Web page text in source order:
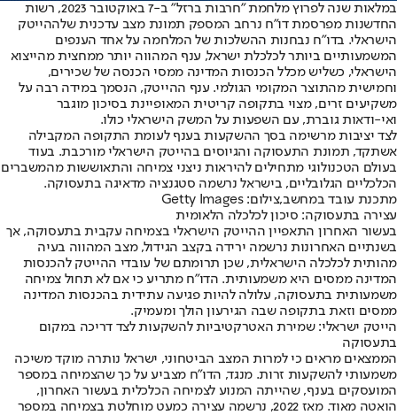
במלאות שנה לפרוץ מלחמת "חרבות ברזל" ב-7 באוקטובר 2023, רשות
החדשנות מפרסמת דו"ח נרחב המספק תמונת מצב עדכנית שלההייטק
הישראלי. בדו"ח נבחנות ההשלכות של המלחמה על אחד הענפים
המשמעותיים ביותר לכלכלת ישראל, ענף המהווה יותר ממחצית מהייצוא
הישראלי, כשליש מכלל הכנסות המדינה ממסי הכנסה של שכירים,
וחמישית מהתוצר המקומי הגולמי. ענף ההייטק, הנסמך במידה רבה על
משקיעים זרים, מצוי בתקופה קריטית המאופיינת בסיכון מוגבר
ואי-ודאות גוברת, עם השפעות על המשק הישראלי כולו.
לצד יציבות מרשימה בסך ההשקעות בענף לעומת התקופה המקבילה
אשתקד, תמונת התעסוקה והגיוסים בהייטק הישראלי מורכבת. בעוד
בעולם הטכנולוגי מתחילים להיראות ניצני צמיחה והתאוששות מהמשברים
הכלכליים הגלובליים, בישראל נרשמה סטגנציה מדאיגה בתעסוקה.
מתכנת עובד במחשב,צילום: Getty Images
עצירה בתעסוקה: סיכון לכלכלה הלאומית
בעשור האחרון התאפיין ההייטק הישראלי בצמיחה עקבית בתעסוקה, אך
בשנתיים האחרונות נרשמה ירידה בקצב הגידול, מצב המהווה בעיה
מהותית לכלכלה הישראלית, שכן תרומתם של עובדי ההייטק להכנסות
המדינה ממסים היא משמעותית. הדו"ח מתריע כי אם לא תחול צמיחה
משמעותית בתעסוקה, עלולה להיות פגיעה עתידית בהכנסות המדינה
ממסים וזאת בתקופה שבה הגירעון הולך ומעמיק.
הייטק ישראלי: שמירת האטרקטיביות להשקעות לצד דריכה במקום
בתעסוקה
הממצאים מראים כי למרות המצב הביטחוני, ישראל נותרה מוקד משיכה
משמעותי להשקעות זרות. מנגד, הדו"ח מצביע על כך שהצמיחה במספר
המועסקים בענף, שהייתה המנוע לצמיחה הכלכלית בעשור האחרון,
הואטה מאוד. מאז 2022, נרשמה עצירה כמעט מוחלטת בצמיחה במספר